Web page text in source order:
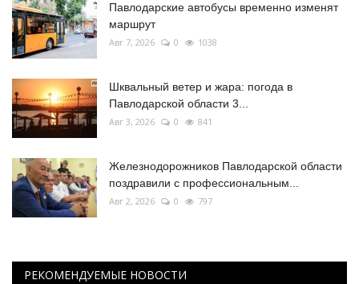
Павлодарские автобусы временно изменят
маршрут
Авг 7, 2026 0 1038
Шквальный ветер и жара: погода в
Павлодарской области 3...
Авг 3, 2026 0 841
Железнодорожников Павлодарской области
поздравили с профессиональным...
Авг 2, 2026 0 797
РЕКОМЕНДУЕМЫЕ НОВОСТИ